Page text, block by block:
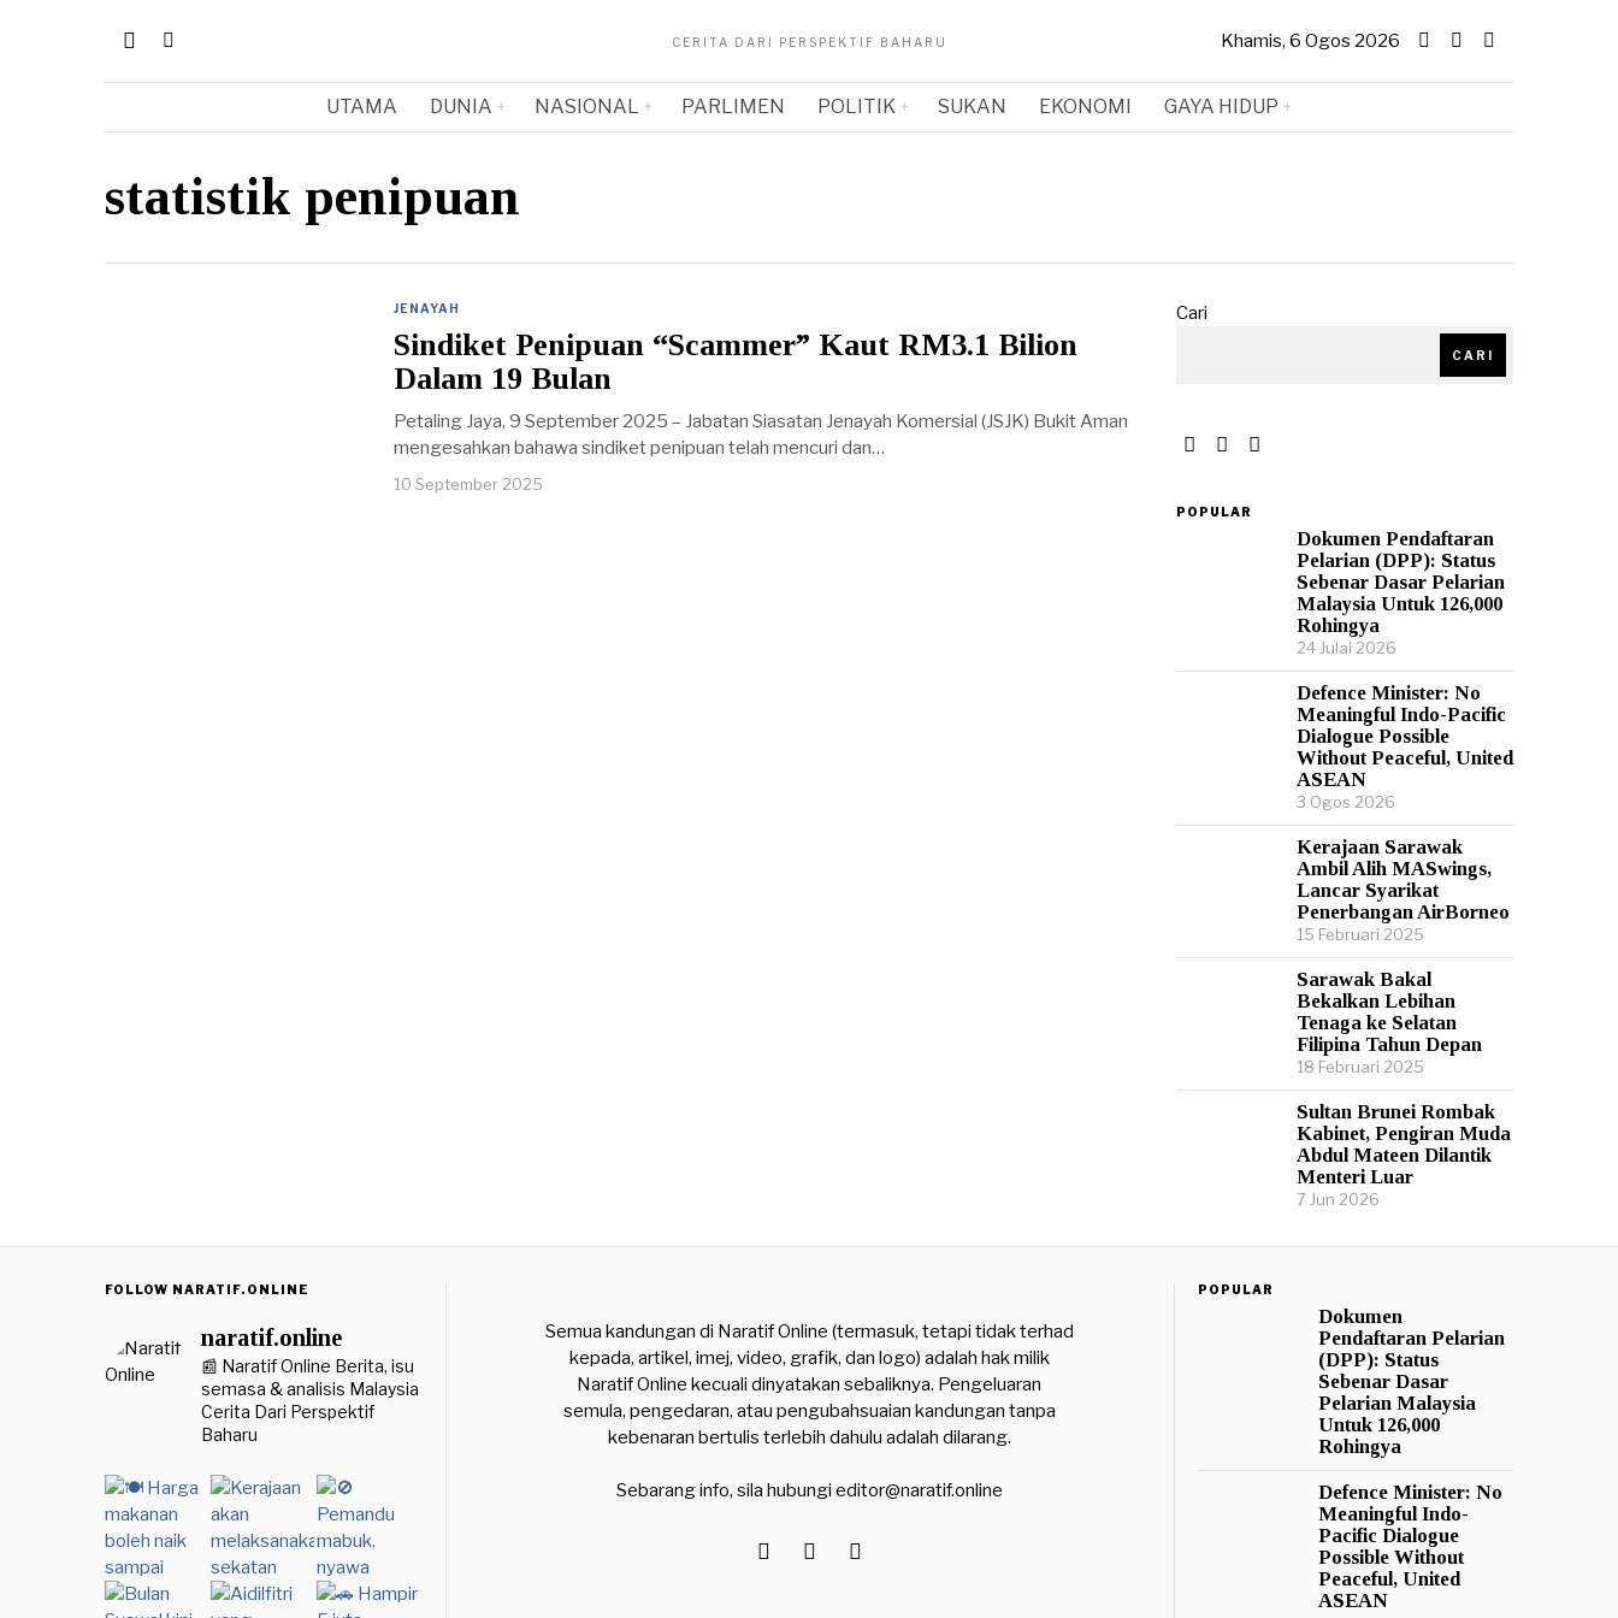
CERITA DARI PERSPEKTIF BAHARU Khamis, 6 Ogos 2026
UTAMA DUNIA NASIONAL PARLIMEN POLITIK SUKAN EKONOMI GAYA HIDUP
statistik penipuan
JENAYAH
Sindiket Penipuan “Scammer” Kaut RM3.1 Bilion
Dalam 19 Bulan
Petaling Jaya, 9 September 2025 – Jabatan Siasatan Jenayah Komersial (JSJK) Bukit Aman
mengesahkan bahawa sindiket penipuan telah mencuri dan…
10 September 2025
Cari
CARI
POPULAR
Dokumen Pendaftaran
Pelarian (DPP): Status
Sebenar Dasar Pelarian
Malaysia Untuk 126,000
Rohingya
24 Julai 2026
Defence Minister: No
Meaningful Indo-Pacific
Dialogue Possible
Without Peaceful, United
ASEAN
3 Ogos 2026
Kerajaan Sarawak
Ambil Alih MASwings,
Lancar Syarikat
Penerbangan AirBorneo
15 Februari 2025
Sarawak Bakal
Bekalkan Lebihan
Tenaga ke Selatan
Filipina Tahun Depan
18 Februari 2025
Sultan Brunei Rombak
Kabinet, Pengiran Muda
Abdul Mateen Dilantik
Menteri Luar
7 Jun 2026
FOLLOW NARATIF.ONLINE
naratif.online
📰 Naratif Online Berita, isu
semasa & analisis Malaysia
Cerita Dari Perspektif
Baharu
Semua kandungan di Naratif Online (termasuk, tetapi tidak terhad
kepada, artikel, imej, video, grafik, dan logo) adalah hak milik
Naratif Online kecuali dinyatakan sebaliknya. Pengeluaran
semula, pengedaran, atau pengubahsuaian kandungan tanpa
kebenaran bertulis terlebih dahulu adalah dilarang.
Sebarang info, sila hubungi editor@naratif.online
POPULAR
Dokumen
Pendaftaran Pelarian
(DPP): Status
Sebenar Dasar
Pelarian Malaysia
Untuk 126,000
Rohingya
Defence Minister: No
Meaningful Indo-
Pacific Dialogue
Possible Without
Peaceful, United
ASEAN